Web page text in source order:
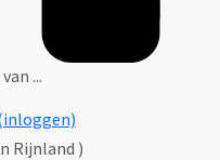
...
Rijnland )